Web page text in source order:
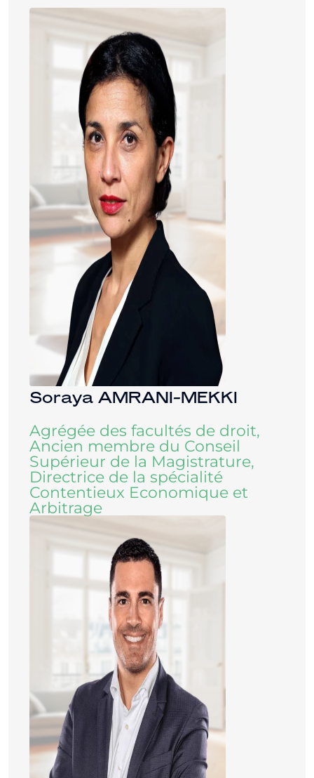
Soraya AMRANI-MEKKI
Agrégée des facultés de droit,
Ancien membre du Conseil
Supérieur de la Magistrature,
Directrice de la spécialité
Contentieux Economique et
Arbitrage